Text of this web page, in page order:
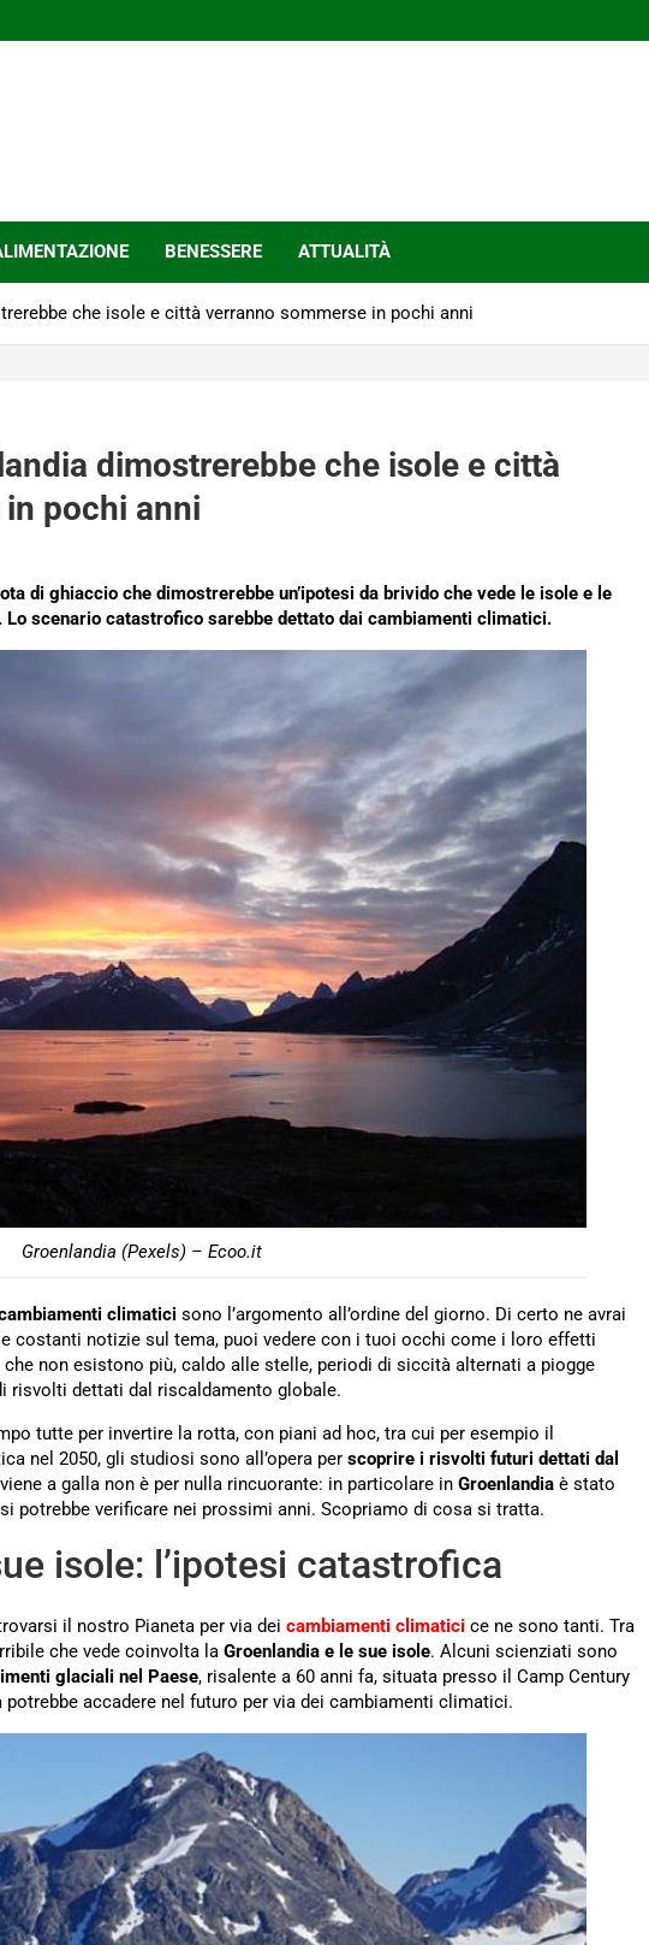
BENESSERE ATTUALITÀ
che isole e città verranno sommerse in pochi anni
dimostrerebbe che isole e città
pochi anni
di ghiaccio che dimostrerebbe un’ipotesi da brivido che vede le isole e le
scenario catastrofico sarebbe dettato dai cambiamenti climatici.
Groenlandia (Pexels) – Ecoo.it
climatici sono l’argomento all’ordine del giorno. Di certo ne avrai
costanti notizie sul tema, puoi vedere con i tuoi occhi come i loro effetti
non esistono più, caldo alle stelle, periodi di siccità alternati a piogge
risvolti dettati dal riscaldamento globale.
tutte per invertire la rotta, con piani ad hoc, tra cui per esempio il
nel 2050, gli studiosi sono all’opera per scoprire i risvolti futuri dettati dal
a galla non è per nulla rincuorante: in particolare in Groenlandia è stato
potrebbe verificare nei prossimi anni. Scopriamo di cosa si tratta.
isole: l’ipotesi catastrofica
il nostro Pianeta per via dei cambiamenti climatici ce ne sono tanti. Tra
che vede coinvolta la Groenlandia e le sue isole. Alcuni scienziati sono
glaciali nel Paese, risalente a 60 anni fa, situata presso il Camp Century
accadere nel futuro per via dei cambiamenti climatici.